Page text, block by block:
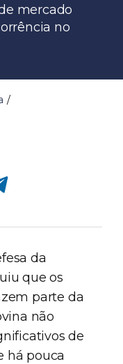
mercado
no
da
que os
parte da
não
de
há pouca